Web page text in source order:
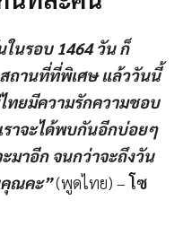
นรอบ 1464 วัน ก็
ถานที่ที่พิเศษ แล้ววันนี้
ทยมีความรักความชอบ
ราจะได้พบกันอีกบ่อยๆ
มาอีก จนกว่าจะถึงวัน
ณคะ”(พูดไทย) –โซ